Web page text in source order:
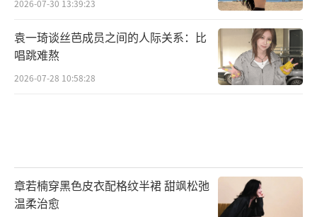
2026-07-30 13:39:23
袁一琦谈丝芭成员之间的人际关系：比
唱跳难熬
2026-07-28 10:58:28
章若楠穿黑色皮衣配格纹半裙 甜飒松弛
温柔治愈